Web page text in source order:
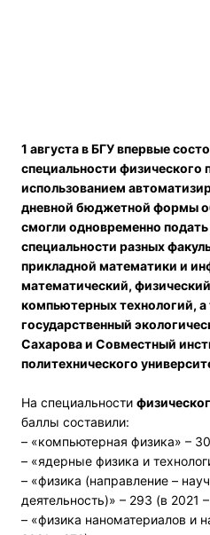
1 августа в БГУ впервые
специальности физического
использованием
дневной бюджетной формы
смогли одновременно
специальности разных
прикладной математики и
математический,
компьютерных технологий,
государственный
Сахарова и Совместный
политехнического
На специальности
баллы составили:
– «компьютерная физика» –
– «ядерные физика и
– «физика (направление –
деятельность)» – 293 (в 2021
– «физика наноматериалов и